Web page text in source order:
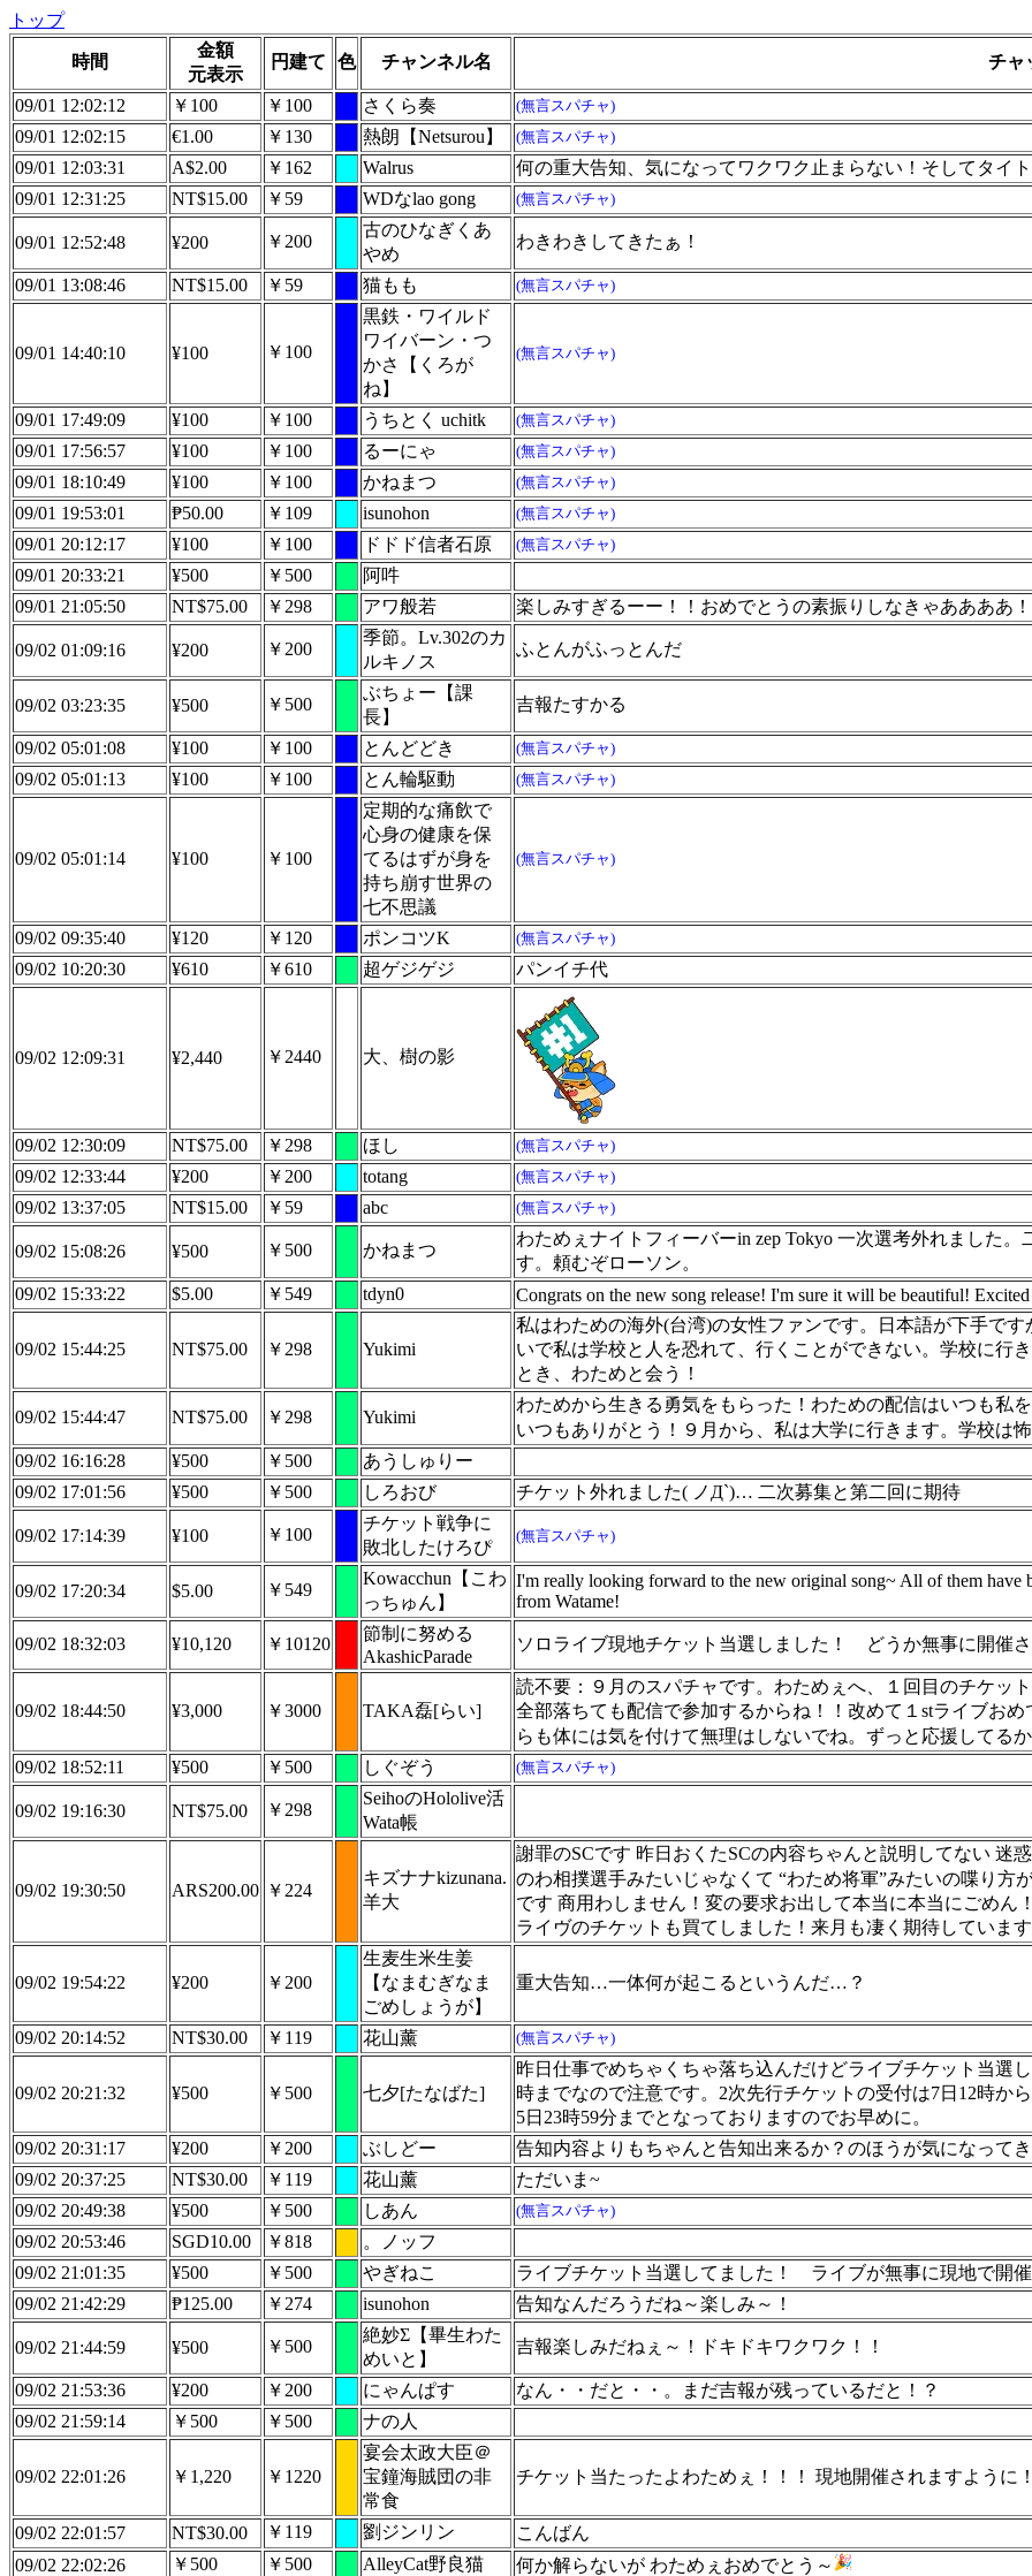
トップ
時間
金額
元表示
円建て 色 チャンネル名 チャ
09/01 12:02:12 ￥100 ￥100 さくら奏 (無言スパチャ)
09/01 12:02:15 €1.00 ￥130 熱朗【Netsurou】 (無言スパチャ)
09/01 12:03:31 A$2.00 ￥162 Walrus
何の重大告知、気になってワクワク止まらない！そしてタイ
09/01 12:31:25
NT$15.00 ￥59 WDなlao gong (無言スパチャ)
09/01 12:52:48 ¥200 ￥200
古のひなぎくあ
やめ
わきわきしてきたぁ！
09/01 13:08:46 NT$15.00 ￥59 猫もも (無言スパチャ)
09/01 14:40:10 ¥100 ￥100
黒鉄・ワイルド
ワイバーン・つ
かさ【くろが
ね】
(無言スパチャ)
09/01 17:49:09 ¥100 ￥100 うちとく uchitk (無言スパチャ)
09/01 17:56:57 ¥100 ￥100 るーにゃ (無言スパチャ)
09/01 18:10:49 ¥100 ￥100 かねまつ (無言スパチャ)
09/01 19:53:01 ₱50.00 ￥109 isunohon (無言スパチャ)
09/01 20:12:17 ¥100 ￥100 ドドド信者石原 (無言スパチャ)
09/01 20:33:21 ¥500 ￥500
阿吽
09/01 21:05:50
NT$75.00 ￥298 アワ般若 楽しみすぎるーー！！おめでとうの素振りしなきゃああああ
09/02 01:09:16 ¥200 ￥200
季節。Lv.302のカ
ルキノス
ふとんがふっとんだ
09/02 03:23:35 ¥500 ￥500
ぶちょー【課
長】
吉報たすかる
09/02 05:01:08 ¥100 ￥100 とんどどき (無言スパチャ)
09/02 05:01:13 ¥100 ￥100 とん輪駆動 (無言スパチャ)
09/02 05:01:14 ¥100 ￥100
定期的な痛飲で
心身の健康を保
てるはずが身を
持ち崩す世界の
七不思議
(無言スパチャ)
09/02 09:35:40 ¥120 ￥120 ポンコツK (無言スパチャ)
09/02 10:20:30 ¥610 ￥610 超ゲジゲジ パンイチ代
09/02 12:09:31 ¥2,440 ￥2440 大、樹の影
09/02 12:30:09 NT$75.00 ￥298 ほし (無言スパチャ)
09/02 12:33:44 ¥200 ￥200 totang (無言スパチャ)
09/02 13:37:05 NT$15.00 ￥59 abc (無言スパチャ)
09/02 15:08:26 ¥500 ￥500 かねまつ
わためぇナイトフィーバーin zep Tokyo 一次選考外れました
す。頼むぞローソン。
09/02 15:33:22
$5.00 ￥549 tdyn0 Congrats on the new song release! I'm sure it will be beautiful!
09/02 15:44:25 NT$75.00 ￥298 Yukimi
私はわための海外(台湾)の女性ファンです。日本語が下手で
いで私は学校と人を恐れて、行くことができない。学校に行
とき、わためと会う！
09/02 15:44:47 NT$75.00 ￥298 Yukimi
わためから生きる勇気をもらった！わための配信はいつも私
いつもありがとう！９月から、私は大学に行きます。学校は
09/02 16:16:28
¥500 ￥500
あうしゅりー
09/02 17:01:56
¥500 ￥500 しろおび チケット外れました( ノД`)… 二次募集と第二回に期待
09/02 17:14:39 ¥100 ￥100
チケット戦争に
敗北したけろぴ
(無言スパチャ)
09/02 17:20:34 $5.00 ￥549
Kowacchun【こわ
っちゅん】
I'm really looking forward to the new original song~ All of them have
from Watame!
09/02 18:32:03 ¥10,120 ￥10120
節制に努める
AkashicParade
ソロライブ現地チケット当選しました！ どうか無事に開催
09/02 18:44:50 ¥3,000 ￥3000 TAKA磊[らい]
読不要：９月のスパチャです。わためぇへ、１回目のチケッ
全部落ちても配信で参加するからね！！改めて１stライブお
らも体には気を付けて無理はしないでね。ずっと応援してる
09/02 18:52:11
¥500 ￥500 しぐぞう (無言スパチャ)
09/02 19:16:30 NT$75.00 ￥298
SeihoのHololive活
Wata帳
09/02 19:30:50 ARS200.00 ￥224
キズナナkizunana.
羊大
謝罪のSCです 昨日おくたSCの内容ちゃんと説明してない 迷
のわ相撲選手みたいじゃなくて “わため将軍”みたいの喋り方
です 商用わしません！変の要求お出して本当に本当にごめ
ライヴのチケットも買てしました！来月も凄く期待していま
09/02 19:54:22 ¥200 ￥200
生麦生米生姜
【なまむぎなま
ごめしょうが】
重大告知…一体何が起こるというんだ…？
09/02 20:14:52 NT$30.00 ￥119 花山薰 (無言スパチャ)
09/02 20:21:32 ¥500 ￥500 七夕[たなばた]
昨日仕事でめちゃくちゃ落ち込んだけどライブチケット当選
時までなので注意です。2次先行チケットの受付は7日12時か
5日23時59分までとなっておりますのでお早めに。
09/02 20:31:17
¥200 ￥200 ぶしどー
告知内容よりもちゃんと告知出来るか？のほうが気になって
09/02 20:37:25
NT$30.00 ￥119 花山薰
ただいま~
09/02 20:49:38
¥500 ￥500 しあん (無言スパチャ)
09/02 20:53:46 SGD10.00 ￥818
。ノッフ
09/02 21:01:35
¥500 ￥500 やぎねこ
ライブチケット当選してました！ ライブが無事に現地で開
09/02 21:42:29
₱125.00 ￥274 isunohon 告知なんだろうだね～楽しみ～！
09/02 21:44:59 ¥500 ￥500
絶妙Σ【畢生わた
めいと】
吉報楽しみだねぇ～！ドキドキワクワク！！
09/02 21:53:36 ¥200 ￥200 にゃんぱす
なん・・だと・・。まだ吉報が残っているだと！？
09/02 21:59:14
￥500 ￥500 ナの人
09/02 22:01:26 ￥1,220 ￥1220
宴会太政大臣＠
宝鐘海賊団の非
常食
チケット当たったよわためぇ！！！ 現地開催されますように
09/02 22:01:57 NT$30.00 ￥119 劉ジンリン
こんばん
09/02 22:02:26
￥500 ￥500 AlleyCat野良猫
何か解らないが わためぇおめでとう～